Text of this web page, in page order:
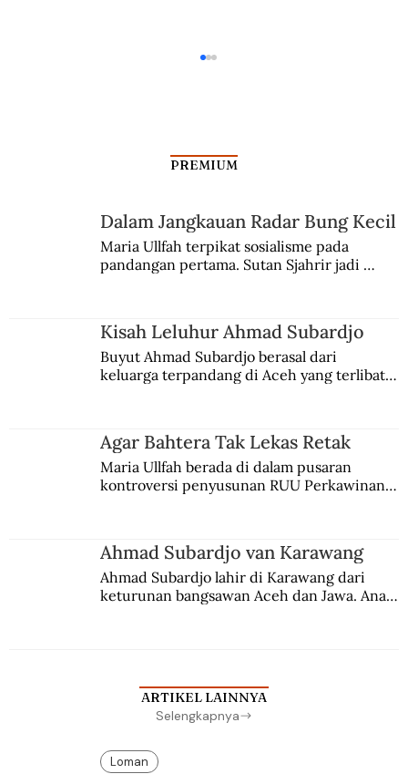
Suasana Mudik dan Lebaran di Awal
PREMIUM
Dalam Jangkauan Radar Bung Kecil
Maria Ullfah terpikat sosialisme pada
pandangan pertama. Sutan Sjahrir jadi
Kisah Leluhur Ahmad Subardjo
Buyut Ahmad Subardjo berasal dari
keluarga terpandang di Aceh yang terlibat
Agar Bahtera Tak Lekas Retak
Maria Ullfah berada di dalam pusaran
kontroversi penyusunan RUU Perkawinan.
Ahmad Subardjo van Karawang
Ahmad Subardjo lahir di Karawang dari
keturunan bangsawan Aceh dan Jawa. Anak
ARTIKEL LAINNYA
Selengkapnya
Loman